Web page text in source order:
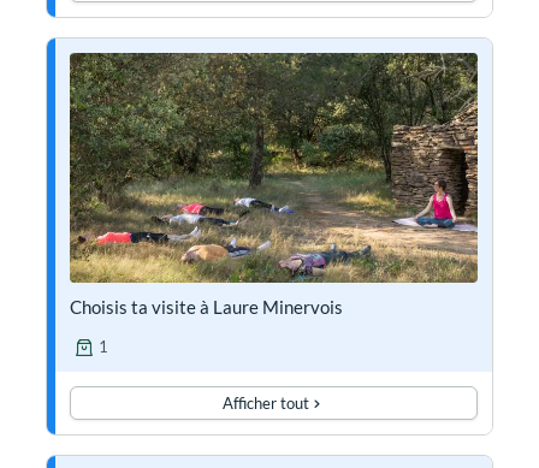
Choisis ta visite à Laure Minervois
1
Afficher tout